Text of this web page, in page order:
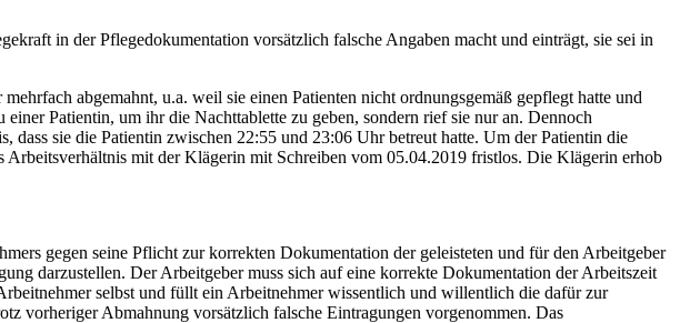
in der Pflegedokumentation vorsätzlich falsche Angaben macht und einträgt, sie sei in
abgemahnt, u.a. weil sie einen Patienten nicht ordnungsgemäß gepflegt hatte und
Patientin, um ihr die Nachttablette zu geben, sondern rief sie nur an. Dennoch
dass sie die Patientin zwischen 22:55 und 23:06 Uhr betreut hatte. Um der Patientin die
mit der Klägerin mit Schreiben vom 05.04.2019 fristlos. Die Klägerin erhob
gegen seine Pflicht zur korrekten Dokumentation der geleisteten und für den Arbeitgeber
darzustellen. Der Arbeitgeber muss sich auf eine korrekte Dokumentation der Arbeitszeit
selbst und füllt ein Arbeitnehmer wissentlich und willentlich die dafür zur
vorheriger Abmahnung vorsätzlich falsche Eintragungen vorgenommen. Das